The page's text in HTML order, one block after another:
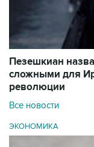
Пезешкиан
сложными для
революции
Все новости
ЭКОНОМИКА